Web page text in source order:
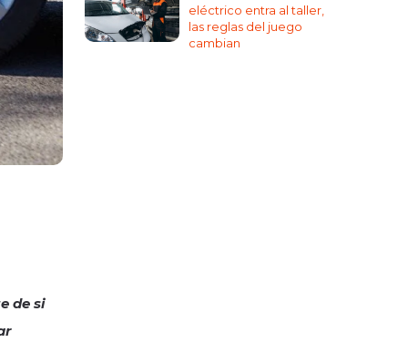
de si
eléctrico entra al taller,
las reglas del juego
cambian